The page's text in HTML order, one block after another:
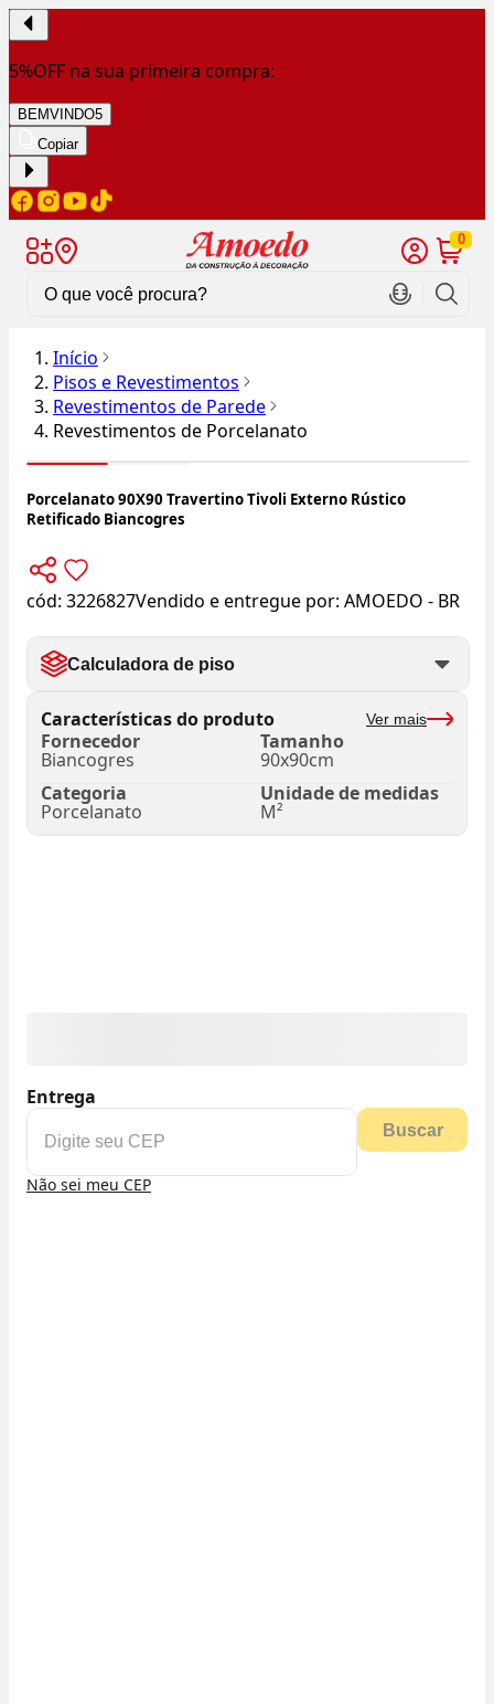
5%OFF na sua primeira compra:
BEMVINDO5
Copiar
0
Início
Pisos e Revestimentos
Revestimentos de Parede
Revestimentos de Porcelanato
Porcelanato 90X90 Travertino Tivoli Externo Rústico
Retificado Biancogres
cód: 3226827Vendido e entregue por: AMOEDO - BR
Calculadora de piso
Características do produto Ver mais
Fornecedor
Biancogres
Tamanho
90x90cm
Categoria
Porcelanato
Unidade de medidas
M²
Entrega
Buscar
Não sei meu CEP